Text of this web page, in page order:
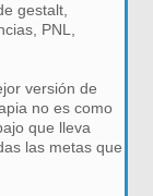
gestalt,
PNL,
versión de
no es como
que lleva
las metas que